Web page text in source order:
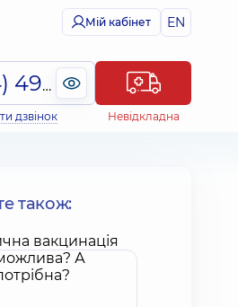
Мій кабінет EN
(044) 495-2-888
дзвінок Невідкладна
також: